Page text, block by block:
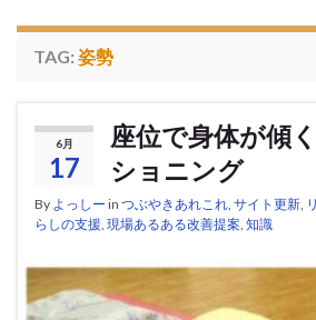
TAG: 姿勢
6月
17
座位で身体が傾
ショニング
By よっしー in つぶやきあれこれ サイト更新
らしの支援 現場あるある改善提案 知識